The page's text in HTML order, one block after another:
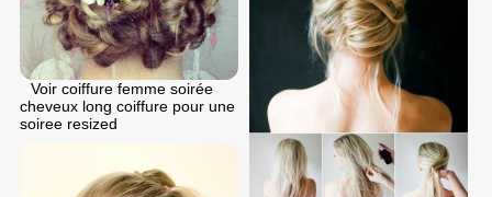
Voir coiffure femme soirée
cheveux long coiffure pour une
soiree resized